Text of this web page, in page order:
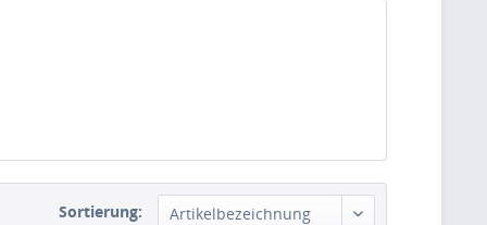
Sortierung: Artikelbezeichnung